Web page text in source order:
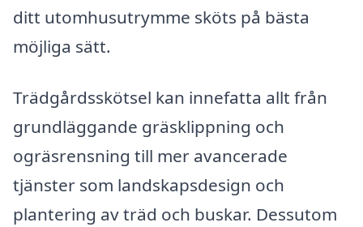
ditt utomhusutrymme sköts på bästa
möjliga sätt.
Trädgårdsskötsel kan innefatta allt från
grundläggande gräsklippning och
ogräsrensning till mer avancerade
tjänster som landskapsdesign och
plantering av träd och buskar. Dessutom